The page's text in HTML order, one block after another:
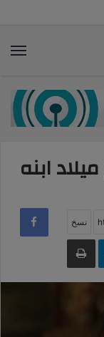
ابنه
Telegramطباعة